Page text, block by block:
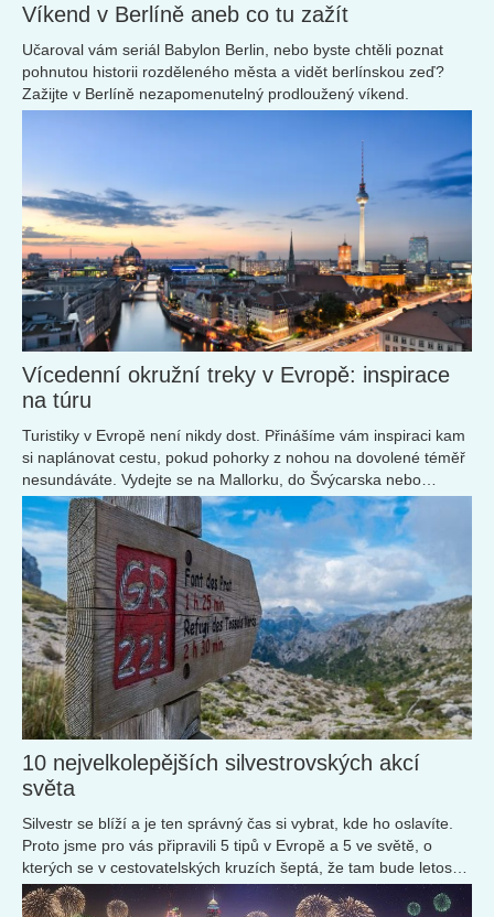
Víkend v Berlíně aneb co tu zažít
Učaroval vám seriál Babylon Berlin, nebo byste chtěli poznat
pohnutou historii rozděleného města a vidět berlínskou zeď?
Zažijte v Berlíně nezapomenutelný prodloužený víkend.
Vícedenní okružní treky v Evropě: inspirace
na túru
Turistiky v Evropě není nikdy dost. Přinášíme vám inspiraci kam
si naplánovat cestu, pokud pohorky z nohou na dovolené téměř
nesundáváte. Vydejte se na Mallorku, do Švýcarska nebo
Skotska.
10 nejvelkolepějších silvestrovských akcí
světa
Silvestr se blíží a je ten správný čas si vybrat, kde ho oslavíte.
Proto jsme pro vás připravili 5 tipů v Evropě a 5 ve světě, o
kterých se v cestovatelských kruzích šeptá, že tam bude letos
výjimečná novoroční oslava. 10, 9, 8,… Pojďme na to, než
odbije půlnoc.